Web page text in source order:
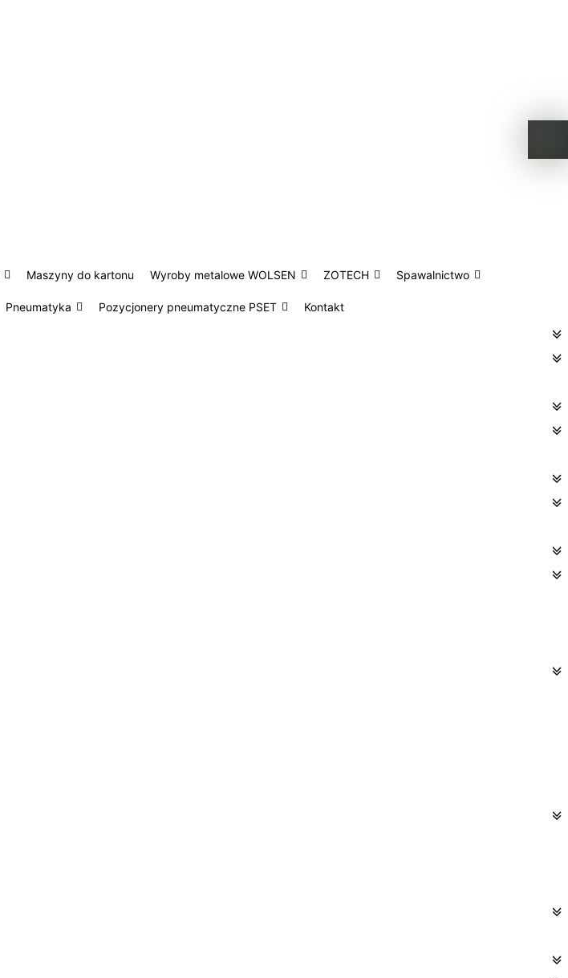
Maszyny do kartonu Wyroby metalowe WOLSEN ZOTECH Spawalnictwo
Pneumatyka Pozycjonery pneumatyczne PSET Kontakt